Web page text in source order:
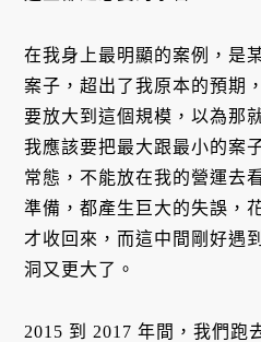
在我身上最明顯的案例，是
案子，超出了我原本的預期
要放大到這個規模，以為那
我應該要把最大跟最小的案
常態，不能放在我的營運去
準備，都產生巨大的失誤，
才收回來，而這中間剛好遇
洞又更大了。
2015 到 2017 年間，我們跑